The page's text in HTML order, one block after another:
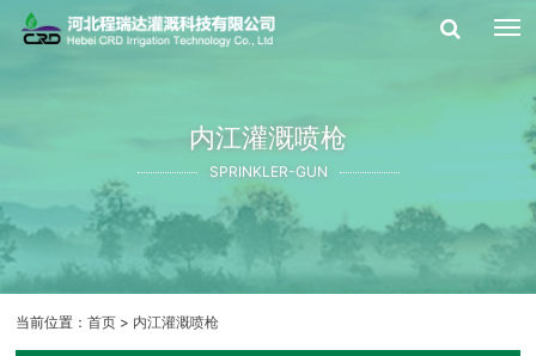
内江灌溉喷枪
SPRINKLER-GUN
当前位置：首页 > 内江灌溉喷枪